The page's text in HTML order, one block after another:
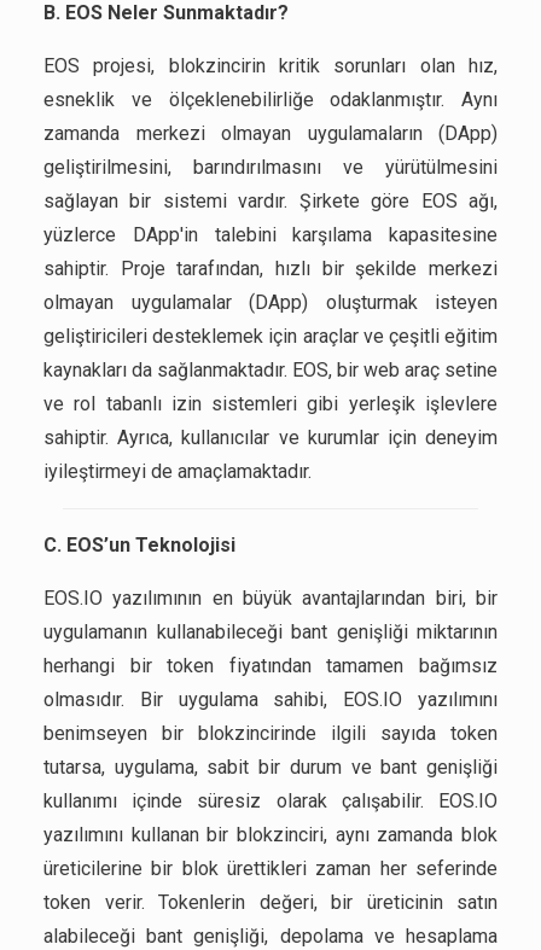
B. EOS Neler Sunmaktadır?
EOS projesi, blokzincirin kritik sorunları olan hız,
esneklik ve ölçeklenebilirliğe odaklanmıştır. Aynı
zamanda merkezi olmayan uygulamaların (DApp)
geliştirilmesini, barındırılmasını ve yürütülmesini
sağlayan bir sistemi vardır. Şirkete göre EOS ağı,
yüzlerce DApp'in talebini karşılama kapasitesine
sahiptir. Proje tarafından, hızlı bir şekilde merkezi
olmayan uygulamalar (DApp) oluşturmak isteyen
geliştiricileri desteklemek için araçlar ve çeşitli eğitim
kaynakları da sağlanmaktadır. EOS, bir web araç setine
ve rol tabanlı izin sistemleri gibi yerleşik işlevlere
sahiptir. Ayrıca, kullanıcılar ve kurumlar için deneyim
iyileştirmeyi de amaçlamaktadır.
C. EOS’un Teknolojisi
EOS.IO yazılımının en büyük avantajlarından biri, bir
uygulamanın kullanabileceği bant genişliği miktarının
herhangi bir token fiyatından tamamen bağımsız
olmasıdır. Bir uygulama sahibi, EOS.IO yazılımını
benimseyen bir blokzincirinde ilgili sayıda token
tutarsa, uygulama, sabit bir durum ve bant genişliği
kullanımı içinde süresiz olarak çalışabilir. EOS.IO
yazılımını kullanan bir blokzinciri, aynı zamanda blok
üreticilerine bir blok ürettikleri zaman her seferinde
token verir. Tokenlerin değeri, bir üreticinin satın
alabileceği bant genişliği, depolama ve hesaplama